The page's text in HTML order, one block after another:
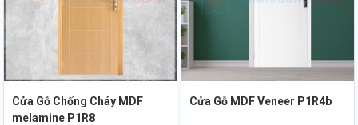
Cửa Gỗ Chống Cháy MDF
melamine P1R8
Cửa Gỗ MDF Veneer P1R4b